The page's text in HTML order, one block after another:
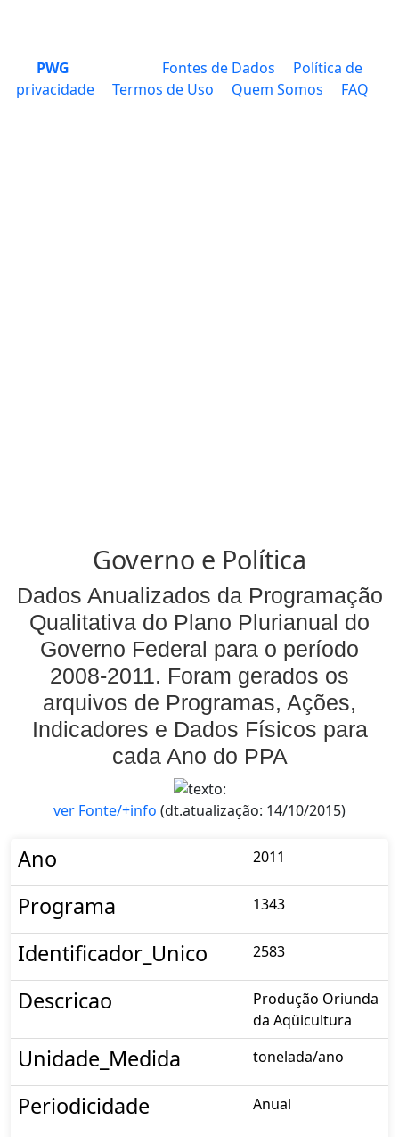
PWG Fontes de Dados
Política de
privacidade
Termos de Uso Quem Somos FAQ
Governo e Política
Dados Anualizados da Programação
Qualitativa do Plano Plurianual do
Governo Federal para o período
2008-2011. Foram gerados os
arquivos de Programas, Ações,
Indicadores e Dados Físicos para
cada Ano do PPA
ver Fonte/+info (dt.atualização: 14/10/2015)
Ano 2011
Programa 1343
Identificador_Unico 2583
Descricao
Produção Oriunda
da Aqüicultura
Unidade_Medida tonelada/ano
Periodicidade Anual